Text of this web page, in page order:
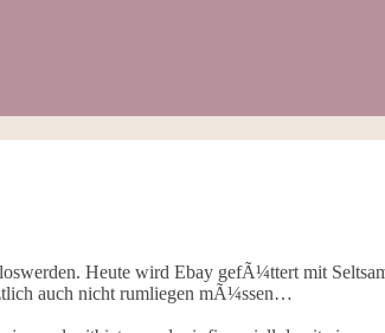
Heute wird Ebay gefÃ¼ttert mit
auch nicht rumliegen mÃ¼ssen…